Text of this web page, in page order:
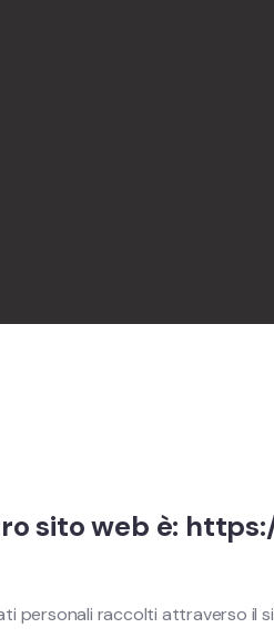
sito web è:
personali raccolti attraverso il